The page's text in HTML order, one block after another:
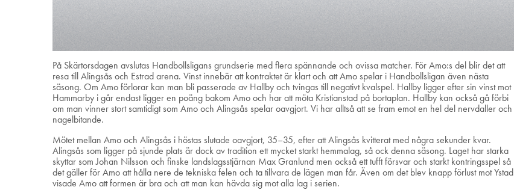
På Skärtorsdagen avslutas Handbollsligans grundserie med flera spännande och ovissa matcher. För Amo:s del blir det att
resa till Alingsås och Estrad arena. Vinst innebär att kontraktet är klart och att Amo spelar i Handbollsligan även nästa
säsong. Om Amo förlorar kan man bli passerade av Hallby och tvingas till negativt kvalspel. Hallby ligger efter sin vinst mot
Hammarby i går endast ligger en poäng bakom Amo och har att möta Kristianstad på bortaplan. Hallby kan också gå förbi
om man vinner stort samtidigt som Amo och Alingsås spelar oavgjort. Vi har alltså att se fram emot en hel del nervdaller och
nagelbitande.
Mötet mellan Amo och Alingsås i höstas slutade oavgjort, 35–35, efter att Alingsås kvitterat med några sekunder kvar.
Alingsås som ligger på sjunde plats är dock av tradition ett mycket starkt hemmalag, så ock denna säsong. Laget har starka
skyttar som Johan Nilsson och finske landslagsstjärnan Max Granlund men också ett tufft försvar och starkt kontringsspel så
det gäller för Amo att hålla nere de tekniska felen och ta tillvara de lägen man får. Även om det blev knapp förlust mot Ystad
visade Amo att formen är bra och att man kan hävda sig mot alla lag i serien.